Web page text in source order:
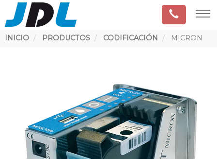
Ruta
INICIO PRODUCTOS CODIFICACIÓN MICRON